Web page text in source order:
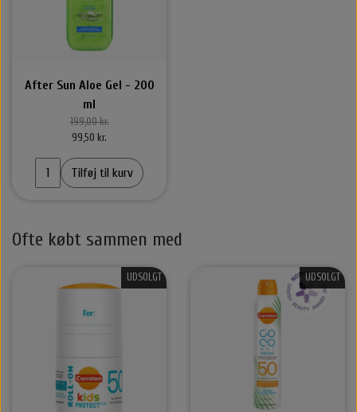
After Sun Aloe Gel - 200
ml
199,00 kr.
99,50 kr.
Tilføj til kurv
Ofte købt sammen med
UDSOLGT UDSOLGT